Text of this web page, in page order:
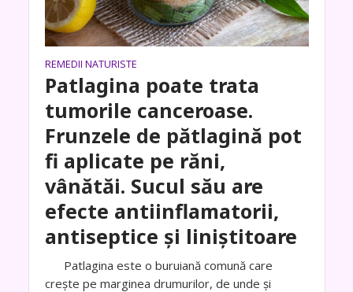
REMEDII NATURISTE
Patlagina poate trata
tumorile canceroase.
Frunzele de pătlagină pot
fi aplicate pe răni,
vânătăi. Sucul său are
efecte antiinflamatorii,
antiseptice și liniștitoare
Patlagina este o buruiană comună care
crește pe marginea drumurilor, de unde și